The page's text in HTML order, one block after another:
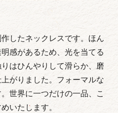
したネックレスです。ほん
感があるため、光を当てる
はひんやりして滑らか、磨
がりました。フォーマルな
世界に一つだけの一品、こ
いたします。